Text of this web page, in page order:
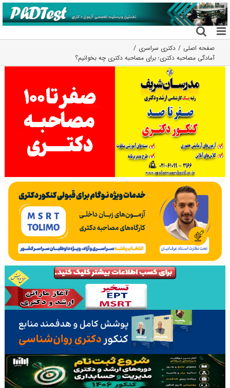
رفتن
به
محتوا
صفحه اصلی
دکتری سراسری
آمادگی مصاحبه دکتری؛ برای مصاحبه دکتری چه بخوانیم؟